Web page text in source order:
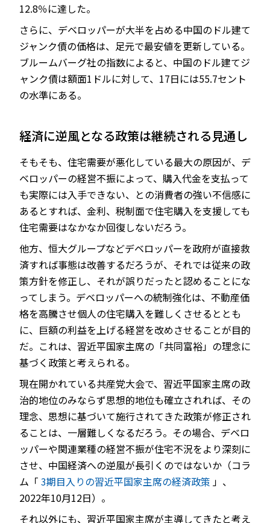
12.8％に達した。
さらに、デベロッパーが大半を占める中国のドル建て
ジャンク債の価格は、足元で最安値を更新している。
ブルームバーグ社の指数によると、中国のドル建てジ
ャンク債は額面1ドルに対して、17日には55.7セント
の水準にある。
経済に逆風となる政策は継続される見通し
そもそも、住宅需要が悪化している最大の原因が、デ
ベロッパーの経営不振によって、購入代金を支払って
も実際には入手できない、との消費者の強い不信感に
あるとすれば、金利、税制面で住宅購入を支援しても
住宅需要はなかなか回復しないだろう。
他方、恒大グループなどデベロッパーを政府が直接救
済すれば事態は改善するだろうが、それでは従来の政
策方針を修正し、それが誤りだったと認めることにな
ってしまう。デベロッパーへの統制強化は、不動産価
格を高騰させ個人の住宅購入を難しくさせるととも
に、巨額の利益を上げる経営を改めさせることが目的
だ。これは、習近平国家主席の「共同富裕」の理念に
基づく政策と考えられる。
現在開かれている共産党大会で、習近平国家主席の政
治的地位のみならず思想的地位も確立されれば、その
理念、思想に基づいて施行されてきた政策が修正され
ることは、一層難しくなるだろう。その場合、デベロ
ッパーや関連業種の経営不振が住宅不況をより深刻に
させ、中国経済への逆風が長引くのではないか（コラ
ム「 3期目入りの習近平国家主席の経済政策 」、
2022年10月12日）。
それ以外にも、習近平国家主席が主導してきたと考え